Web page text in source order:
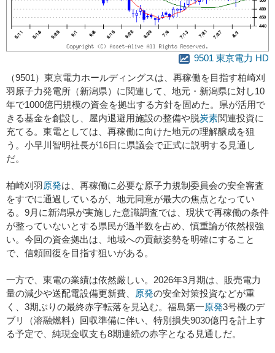
9501 東京電力 HD
（9501）東京電力ホールディングスは、再稼働を目指す柏崎刈
羽原子力発電所（新潟県）に関連して、地元・新潟県に対し10
年で1000億円規模の資金を拠出する方針を固めた。県が活用で
きる基金を創設し、屋内退避用施設の整備や脱炭素関連投資に
充てる。東電としては、再稼働に向けた地元の理解醸成を狙
う。小早川智明社長が16日に県議会で正式に説明する見通し
だ。
柏崎刈羽 原発は、再稼働に必要な原子力規制委員会の安全審査
をすでに通過しているが、地元同意が最大の焦点となってい
る。9月に新潟県が実施した意識調査では、現状で再稼働の条件
が整っていないとする県民が過半数を占め、慎重論が依然根強
い。今回の資金拠出は、地域への貢献姿勢を明確にすること
で、信頼回復を目指す狙いがある。
一方で、東電の業績は依然厳しい。2026年3月期は、販売電力
量の減少や送配電設備更新費、
原発の安全対策投資などが重
く、3期ぶりの最終赤字転落を見込む。福島第一原発3号機のデ
ブリ（溶融燃料）回収準備に伴い、特別損失9030億円を計上す
る予定で、純現金収支も8期連続の赤字となる見通しだ。